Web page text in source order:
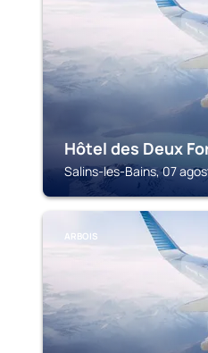
Hôtel des Deux
Salins-les-Bains, 07
ARBOIS